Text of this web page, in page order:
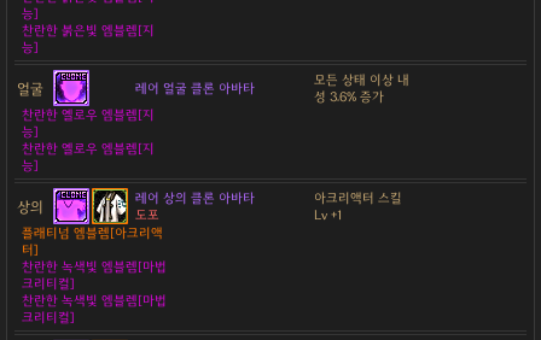
능]
찬란한 붉은빛 엠블렘[지
능]
얼굴 레어 얼굴 클론 아바타
모든 상태 이상 내
성 3.6% 증가
찬란한 옐로우 엠블렘[지
능]
찬란한 옐로우 엠블렘[지
능]
상의
레어 상의 클론 아바타
도포
아크리액터 스킬
Lv +1
플래티넘 엠블렘[아크리액
터]
찬란한 녹색빛 엠블렘[마법
크리티컬]
찬란한 녹색빛 엠블렘[마법
크리티컬]